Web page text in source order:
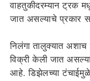
वाहतुकीदरम्यान ट्रक
जात असल्याचे प्रकार
निलंगा तालुक्यात
विक्री केली जात
आहे. डिझेलच्या टंचाईमुळे